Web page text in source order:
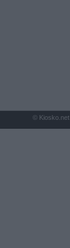
© Kiosko.net